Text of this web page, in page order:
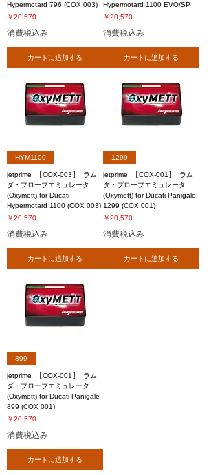
Hypermotard 796 (COX 003)
価格
￥20,570
消費税込み
カートに追加する
Hypermotard 1100 EVO/SP
価格
￥20,570
消費税込み
カートに追加する
HYM1100
jetprime_【COX-003】_ラム
ダ・プローブエミュレータ
(Oxymett) for Ducati
Hypermotard 1100 (COX 003)
価格
￥20,570
消費税込み
カートに追加する
1299
jetprime_【COX-001】_ラム
ダ・プローブエミュレータ
(Oxymett) for Ducati Panigale
1299 (COX 001)
価格
￥20,570
消費税込み
カートに追加する
899
jetprime_【COX-001】_ラム
ダ・プローブエミュレータ
(Oxymett) for Ducati Panigale
899 (COX 001)
価格
￥20,570
消費税込み
カートに追加する